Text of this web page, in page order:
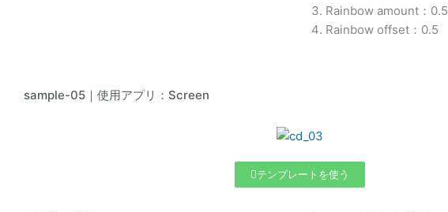
Rainbow amount：0.5
Rainbow offset：0.5
sample-05｜使用アプリ：Screen
テンプレートを使う